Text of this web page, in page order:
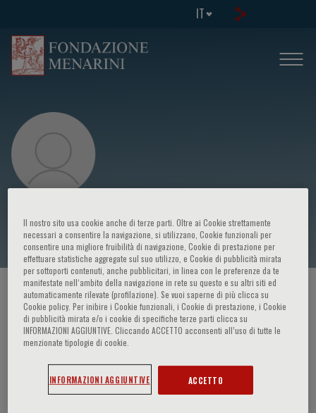
IT
Anna Oudin
HOME PAGE / CORSI ED EVENTI / RELATORE
Anna Oudin
Il nostro sito usa cookie anche di terze parti. Oltre ai Cookie strettamente
necessari a consentire la navigazione, si utilizzano, Cookie funzionali per
consentire una migliore fruibilità di navigazione, Cookie di prestazione per
effettuare statistiche aggregate sul suo utilizzo, e Cookie di pubblicità mirata
per sottoporti contenuti, anche pubblicitari, in linea con le preferenze da te
manifestate nell‘ambito della navigazione in rete su questo e su altri siti ed
automaticamente rilevate (profilazione). Se vuoi saperne di più clicca su
Cookie policy. Per inibire i Cookie funzionali, i Cookie di prestazione, i Cookie
di pubblicità mirata e/o i cookie di specifiche terze parti clicca su
INFORMAZIONI AGGIUNTIVE. Cliccando ACCETTO acconsenti all’uso di tutte le
menzionate tipologie di cookie.
INFORMAZIONI AGGIUNTIVE ACCETTO